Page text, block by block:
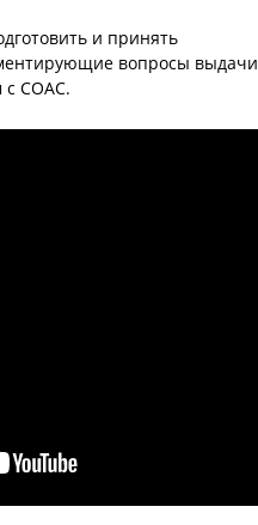
и принять
вопросы выдачи
с СОАС.